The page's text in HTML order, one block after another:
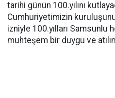
tarihi günün 100.yılını
Cumhuriyetimizin
izniyle 100.yılları
muhteşem bir duygu ve